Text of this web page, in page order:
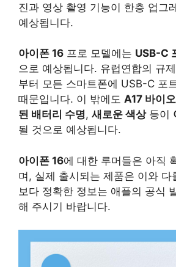
진과 영상 촬영 기능이 한층 업그
예상됩니다.
아이폰 16 프로 모델에는 USB-C
으로 예상됩니다. 유럽연합의 규
부터 모든 스마트폰에 USB-C 포
때문입니다. 이 밖에도 A17 바이
된 배터리 수명, 새로운 색상등이
될 것으로 예상됩니다.
아이폰 16에 대한 루머들은 아직
며, 실제 출시되는 제품은 이와 다
보다 정확한 정보는 애플의 공식
해 주시기 바랍니다.